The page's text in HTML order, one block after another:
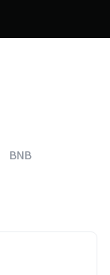
BNB